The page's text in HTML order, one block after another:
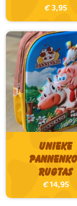
€3,95
Unieke
Rugtas
€14,95